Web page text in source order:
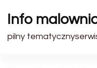
Info
pilny